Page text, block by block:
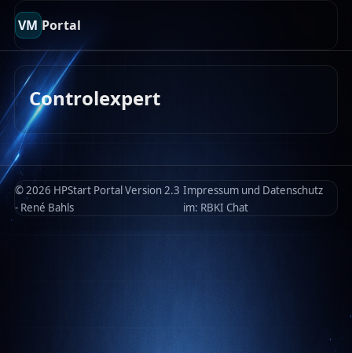
VM Portal
Controlexpert
© 2026 HPStart Portal Version 2.3
- René Bahls
Impressum und Datenschutz
im: RBKI Chat